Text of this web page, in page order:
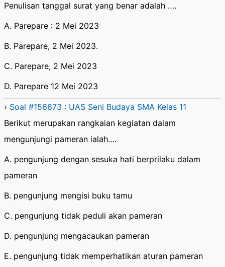
Penulisan tanggal surat yang benar adalah ….
A. Parepare : 2 Mei 2023
B. Parepare, 2 Mei 2023.
C. Parepare, 2 Mei 2023
D. Parepare 12 Mei 2023
› Soal #156673 : UAS Seni Budaya SMA Kelas 11
Berikut merupakan rangkaian kegiatan dalam
mengunjungi pameran ialah….
A. pengunjung dengan sesuka hati berprilaku dalam
pameran
B. pengunjung mengisi buku tamu
C. pengunjung tidak peduli akan pameran
D. pengunjung mengacaukan pameran
E. pengunjung tidak memperhatikan aturan pameran